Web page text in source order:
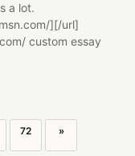
a lot.
][/url]
custom essay
72 »